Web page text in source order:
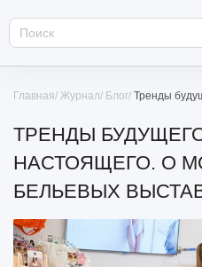
Главная Журнал Блог Тренды
ТРЕНДЫ
НАСТОЯЩЕГО. О
БЕЛЬЕВЫХ